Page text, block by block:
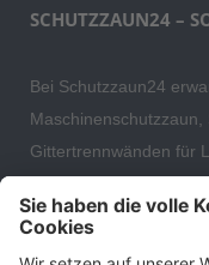
SCHUTZZAUN24 –
Bei Schutzzaun24
Maschinenschutzzaun,
Gittertrennwänden für
hochwertige